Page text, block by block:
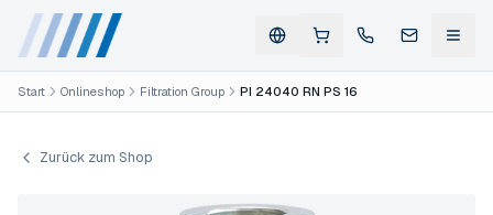
Start Onlineshop Filtration Group PI 24040 RN PS 16
Zurück zum Shop